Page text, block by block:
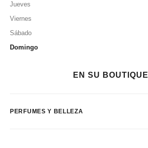
Jueves
Viernes
Sábado
Domingo
EN SU BOUTIQUE
PERFUMES Y BELLEZA